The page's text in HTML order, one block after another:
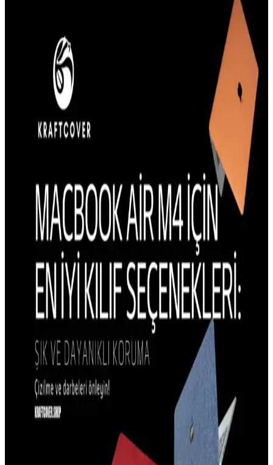
İphone 8 Plus kullanıcıları için dayanıklı ve estetik kılıf seçenekleri,
yüksek koruma ve şıklık sunar. Malzeme ve tasarım detaylarına
dikkat ederek uzun ömürlü seçimler yapabilirsiniz.
iPhone 13 Kılıfı Kullanıcı Yorumları ve Çeşitleri
Hakkında Bilgi
iPhone 13 kılıfı kullanıcı yorumları ve farklı kılıf türleri hakkında
bilgiler, koruma, tasarım ve kullanım kolaylığı gibi önemli noktaları
Galaxy S23 İçin MagSafe Uyumlu Kılıf Durumu ve
Galaxy S23 için resmi veya önerilen MagSafe uyumlu kılıf
seçenekleri bulunmamaktadır. Alternatif manyetik çözümler veya
farklı kılıf seçenekleri değerlendirilmelidir.
iPhone 15 Pro Kılıflarında Estetik ve Tasarım
Trendleri Güncel Modellerle
iPhone 15 Pro kılıflarının estetik tasarım özellikleri, malzeme ve
renk seçenekleriyle kullanıcıların beklentilerini karşılar, koruma ve
şıklık sağlar.
iPhone 14 Plus Kılıf Trendleri ve Güncel Tasarım
Özellikleri Analizi
iPhone 14 Plus kılıf trendleri, dayanıklılık, şıklık ve fonksiyonellik
odaklı tasarımlarla öne çıkıyor. Malzeme seçimleri ve kullanıcı
beklentileri doğrultusunda en uygun seçenekleri keşfedin.
iPhone 14 Plus için En İyi Dayanıklı ve Estetik Kılıf
Tavsiyeleri
İPhone 14 Plus için dayanıklı, şık ve koruma sağlayan kılıf
önerileriyle cihazınızı güvenle kullanın, malzeme ve tasarım
seçenekleriyle kişisel tarzınıza uygun modelleri keşfedin.